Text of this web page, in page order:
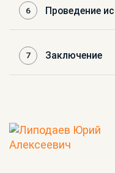
6 Проведение
7 Заключение